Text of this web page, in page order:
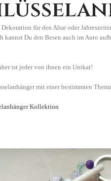
für den Altar oder
Du den Besen auch im Auto
ist jeder von ihnen ein Unikat!
mit einer bestimmten
Kollektion